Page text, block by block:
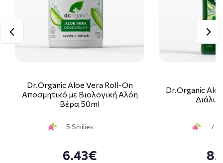
Dr.Organic Aloe Vera Roll-On
Αποσμητικό με Βιολογική Αλόη
Βέρα 50ml
5 Smilies
6.43€
Dr.Organic
7